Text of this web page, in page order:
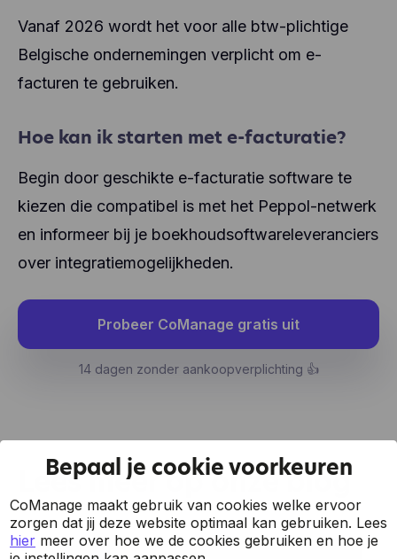
Vanaf 2026 wordt het voor alle btw-plichtige
Belgische ondernemingen verplicht om e-
facturen te gebruiken.
Hoe kan ik starten met e-facturatie?
Begin door geschikte e-facturatie software te
kiezen die compatibel is met het Peppol-netwerk
en informeer bij je boekhoudsoftwareleveranciers
over integratiemogelijkheden.
Probeer CoManage gratis uit
14 dagen zonder aankoopverplichting 👍
Lees meer op onze blog
Bepaal je cookie voorkeuren
CoManage maakt gebruik van cookies welke ervoor
zorgen dat jij deze website optimaal kan gebruiken. Lees
hier meer over hoe we de cookies gebruiken en hoe je